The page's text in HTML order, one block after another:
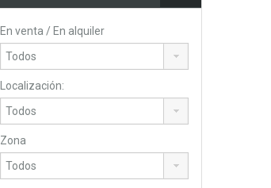
En venta / En alquiler
Localización:
Zona